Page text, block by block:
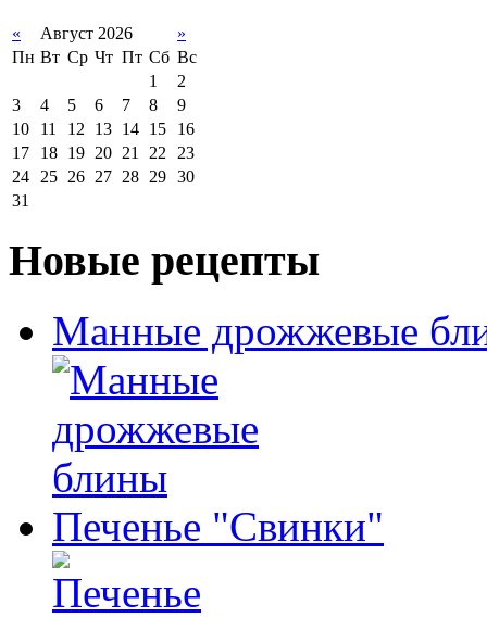
« Август 2026
»
Пн Вт Ср Чт Пт Сб Вс
1
2
3
4 5 6 7 8
9
10
11 12 13 14 15
16
17
18 19 20 21 22 23
24 25 26 27 28 29 30
31
Новые рецепты
Манные дрожжевые
Печенье "Свинки"